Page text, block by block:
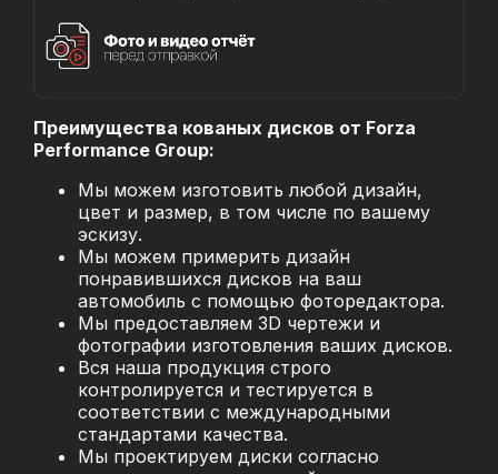
Преимущества кованых дисков от Forza
Performance Group:
Мы можем изготовить любой дизайн,
цвет и размер, в том числе по вашему
эскизу.
Мы можем примерить дизайн
понравившихся дисков на ваш
автомобиль с помощью фоторедактора.
Мы предоставляем 3D чертежи и
фотографии изготовления ваших дисков.
Вся наша продукция строго
контролируется и тестируется в
соответствии с международными
стандартами качества.
Мы проектируем диски согласно